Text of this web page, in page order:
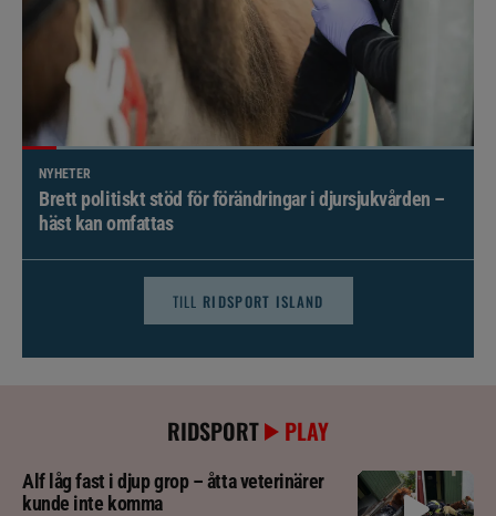
NYHETER
Brett politiskt stöd för förändringar i djursjukvården –
häst kan omfattas
TILL RIDSPORT ISLAND
RIDSPORT PLAY
Alf låg fast i djup grop – åtta veterinärer
kunde inte komma